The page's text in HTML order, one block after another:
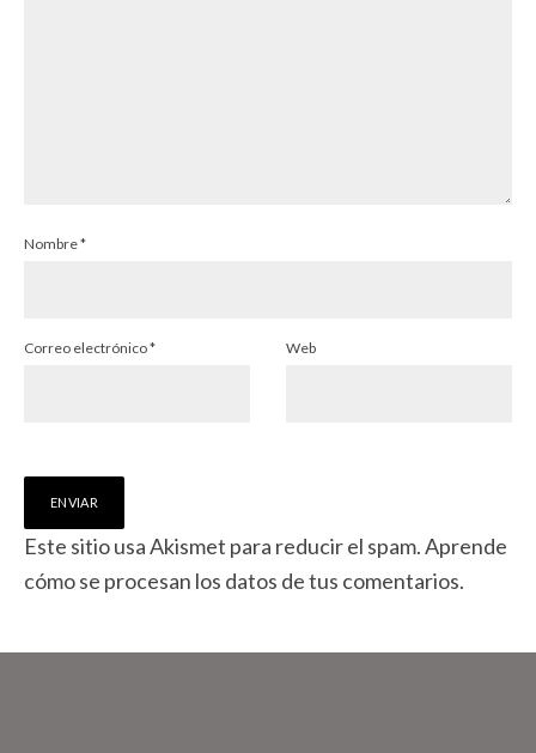
Nombre*
Correo electrónico* Web
Este sitio usa Akismet para reducir el spam.Aprende
cómo se procesan los datos de tus comentarios.